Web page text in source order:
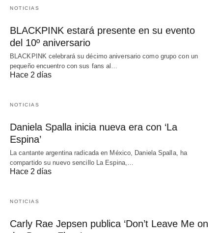
NOTICIAS
BLACKPINK estará presente en su evento
del 10º aniversario
BLACKPINK celebrará su décimo aniversario como grupo con un
pequeño encuentro con sus fans al…
Hace 2 días
NOTICIAS
Daniela Spalla inicia nueva era con ‘La
Espina’
La cantante argentina radicada en México, Daniela Spalla, ha
compartido su nuevo sencillo La Espina,…
Hace 2 días
NOTICIAS
Carly Rae Jepsen publica ‘Don’t Leave Me on